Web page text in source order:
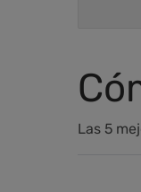
Las 5